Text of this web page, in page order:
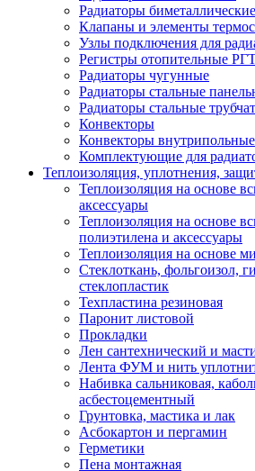
Радиаторы биметаллические
Клапаны и элементы
Узлы подключения для
Регистры отопительные
Радиаторы чугунные
Радиаторы стальные
Радиаторы стальные
Конвекторы
Конвекторы внутрипольные
Комплектующие для
Теплоизоляция, уплотнения,
Теплоизоляция на основе
аксессуары
Теплоизоляция на основе
полиэтилена и аксессуары
Теплоизоляция на основе
Стеклоткань, фольгоизол,
стеклопластик
Техпластина резиновая
Паронит листовой
Прокладки
Лен сантехнический и
Лента ФУМ и нить
Набивка сальниковая,
асбестоцементный
Грунтовка, мастика и лак
Асбокартон и пергамин
Герметики
Пена монтажная